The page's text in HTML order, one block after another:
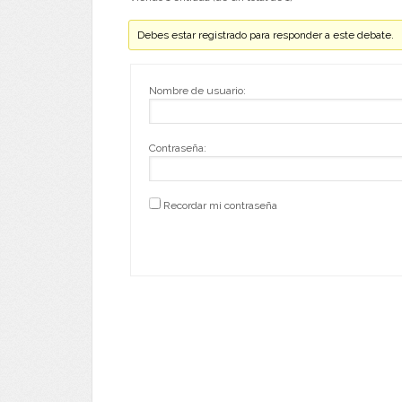
Debes estar registrado para responder a este debate.
Nombre de usuario:
Contraseña:
Recordar mi contraseña